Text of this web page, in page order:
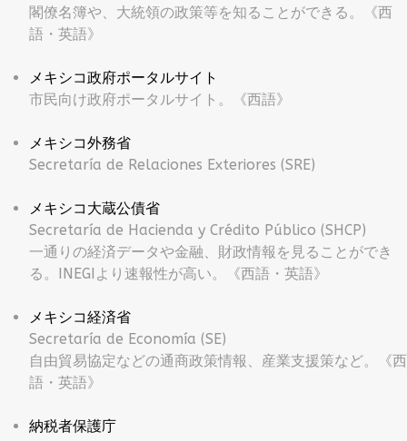
閣僚名簿や、大統領の政策等を知ることができる。《西
語・英語》
メキシコ政府ポータルサイト
市民向け政府ポータルサイト。《西語》
メキシコ外務省
Secretaría de Relaciones Exteriores (SRE)
メキシコ大蔵公債省
Secretaría de Hacienda y Crédito Público (SHCP)
一通りの経済データや金融、財政情報を見ることができ
る。INEGIより速報性が高い。《西語・英語》
メキシコ経済省
Secretaría de Economía (SE)
自由貿易協定などの通商政策情報、産業支援策など。《西
語・英語》
納税者保護庁